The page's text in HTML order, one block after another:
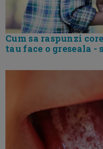
Cum sa raspunzi
tau face o greseala